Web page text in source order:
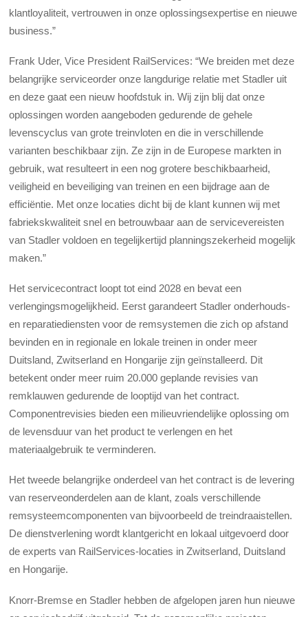
klantloyaliteit, vertrouwen in onze oplossingsexpertise en nieuwe
business.”
Frank Uder, Vice President RailServices: “We breiden met deze
belangrijke serviceorder onze langdurige relatie met Stadler uit
en deze gaat een nieuw hoofdstuk in. Wij zijn blij dat onze
oplossingen worden aangeboden gedurende de gehele
levenscyclus van grote treinvloten en die in verschillende
varianten beschikbaar zijn. Ze zijn in de Europese markten in
gebruik, wat resulteert in een nog grotere beschikbaarheid,
veiligheid en beveiliging van treinen en een bijdrage aan de
efficiëntie. Met onze locaties dicht bij de klant kunnen wij met
fabriekskwaliteit snel en betrouwbaar aan de servicevereisten
van Stadler voldoen en tegelijkertijd planningszekerheid mogelijk
maken.”
Het servicecontract loopt tot eind 2028 en bevat een
verlengingsmogelijkheid. Eerst garandeert Stadler onderhouds-
en reparatiediensten voor de remsystemen die zich op afstand
bevinden en in regionale en lokale treinen in onder meer
Duitsland, Zwitserland en Hongarije zijn geïnstalleerd. Dit
betekent onder meer ruim 20.000 geplande revisies van
remklauwen gedurende de looptijd van het contract.
Componentrevisies bieden een milieuvriendelijke oplossing om
de levensduur van het product te verlengen en het
materiaalgebruik te verminderen.
Het tweede belangrijke onderdeel van het contract is de levering
van reserveonderdelen aan de klant, zoals verschillende
remsysteemcomponenten van bijvoorbeeld de treindraaistellen.
De dienstverlening wordt klantgericht en lokaal uitgevoerd door
de experts van RailServices-locaties in Zwitserland, Duitsland
en Hongarije.
Knorr-Bremse en Stadler hebben de afgelopen jaren hun nieuwe